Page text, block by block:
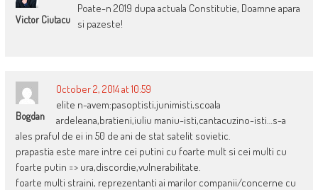
Victor Ciutacu
Poate-n 2019 dupa actuala Constitutie, Doamne apara
si pazeste!
Bogdan
October 2, 2014 at 10:59
elite n-avem:pasoptisti,junimisti,scoala
ardeleana,bratieni,iuliu maniu-isti,cantacuzino-isti…s-a
ales praful de ei in 50 de ani de stat satelit sovietic.
prapastia este mare intre cei putini cu foarte mult si cei multi cu
foarte putin => ura,discordie,vulnerabilitate.
foarte multi straini, reprezentanti ai marilor companii/concerne cu